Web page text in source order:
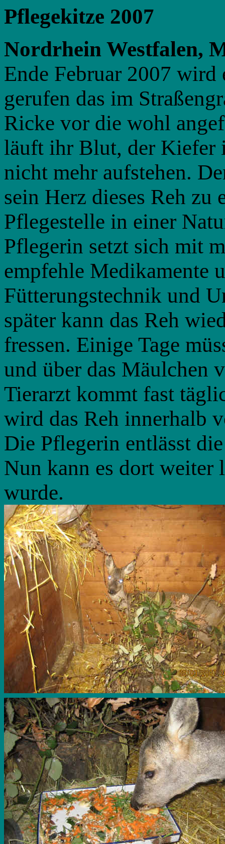
Pflegekitze 2007
Nordrhein Westfalen,
Ende Februar 2007 wird
gerufen das im
Ricke vor die wohl
läuft ihr Blut, der Kiefer
nicht mehr aufstehen.
sein Herz dieses Reh zu
Pflegestelle in einer
Pflegerin setzt sich mit
empfehle Medikamente
Fütterungstechnik und
später kann das Reh
fressen. Einige Tage
und über das Mäulchen
Tierarzt kommt fast
wird das Reh innerhalb
Die Pflegerin entlässt
Nun kann es dort weiter
wurde.